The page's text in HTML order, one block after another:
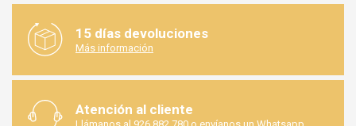
15 días devoluciones
Más información
Atención al cliente